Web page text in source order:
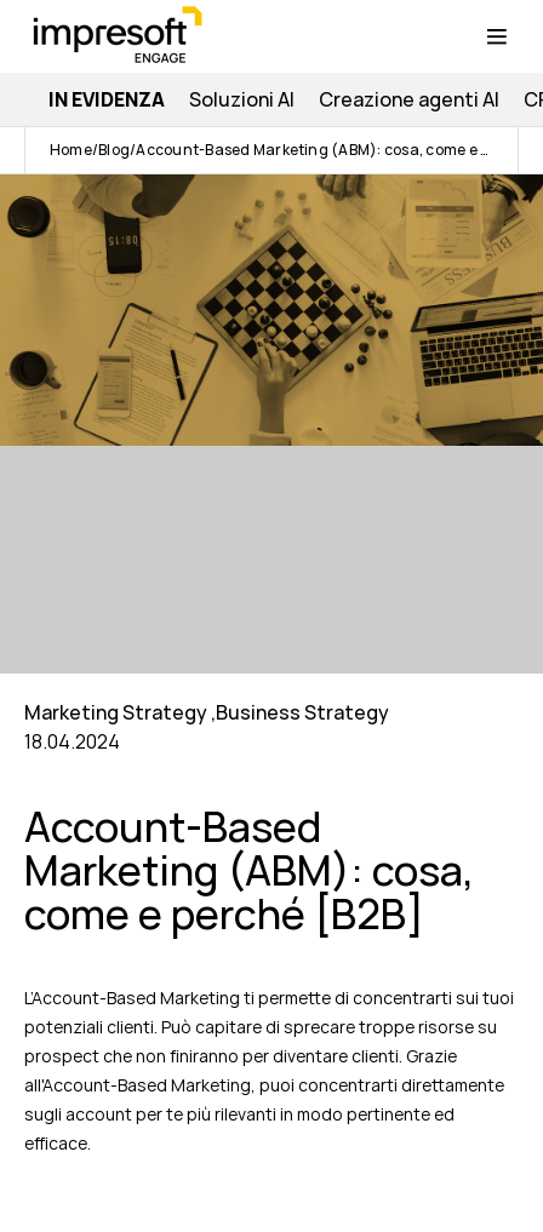
IN EVIDENZA Soluzioni AI Creazione agenti AI
Home Blog Account-Based Marketing (ABM): cosa, come e perché [B2B]
Marketing Strategy,Business Strategy
18.04.2024
Account-Based
Marketing (ABM): cosa,
come e perché [B2B]
L’Account-Based Marketing ti permette di concentrarti sui tuoi
potenziali clienti. Può capitare di sprecare troppe risorse su
prospect che non finiranno per diventare clienti. Grazie
all'Account-Based Marketing, puoi concentrarti direttamente
sugli account per te più rilevanti in modo pertinente ed
efficace.